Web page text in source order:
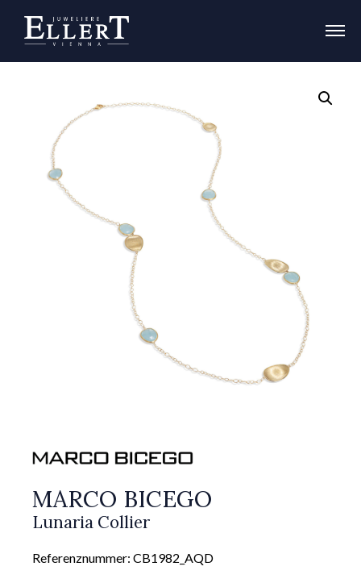
MARCO BICEGO
Lunaria Collier
Referenznummer: CB1982_AQD